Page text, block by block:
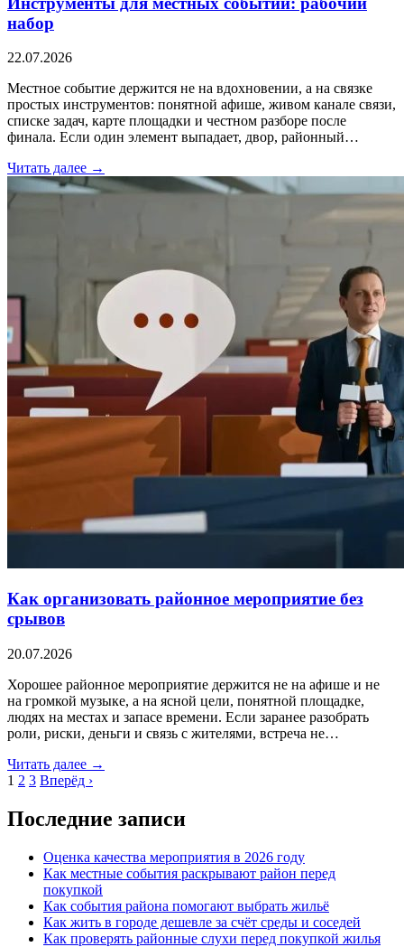
набор
22.07.2026
Местное событие держится не на вдохновении, а на связке
простых инструментов: понятной афише, живом канале связи,
списке задач, карте площадки и честном разборе после
финала. Если один элемент выпадает, двор, районный…
Читать далее →
Как организовать районное мероприятие без
срывов
20.07.2026
Хорошее районное мероприятие держится не на афише и не
на громкой музыке, а на ясной цели, понятной площадке,
людях на местах и запасе времени. Если заранее разобрать
роли, риски, деньги и связь с жителями, встреча не…
Читать далее →
1 2 3 Вперёд ›
Последние записи
Оценка качества мероприятия в 2026 году
Как местные события раскрывают район перед
покупкой
Как события района помогают выбрать жильё
Как жить в городе дешевле за счёт среды и соседей
Как проверять районные слухи перед покупкой жилья